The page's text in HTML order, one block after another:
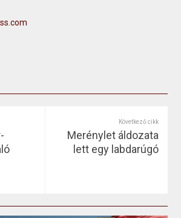
Következő cikk
Merénylet áldozata
lett egy labdarúgó